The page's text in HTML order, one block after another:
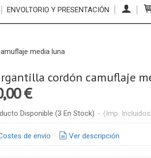
ENVOLTORIO Y PRESENTACIÓN
media luna
cordón camuflaje
€
Disponible (3 En Stock) - (Imp.
de envío Ver descripción